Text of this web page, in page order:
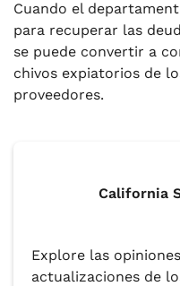
Cuando el
para recuperar las
se puede convertir a
chivos expiatorios de
proveedores.
California
Explore las
actualizaciones de